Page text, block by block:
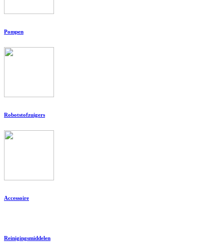
Pompen
Robotstofzuigers
Accessoire
Reinigingsmiddelen